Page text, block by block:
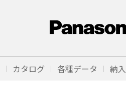
カタログ 各種データ 納